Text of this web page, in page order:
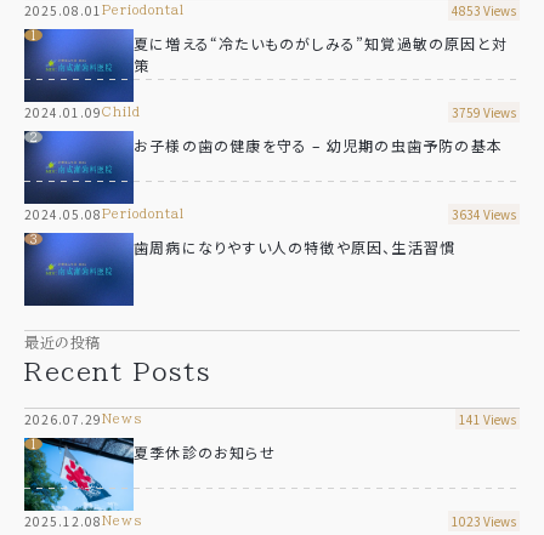
お問い合わせください
平日9:00～12:00/14:00～17:30
2025.08.01 periodontal 4853 Views
夏に増える“冷たいものがしみる”知覚過敏の原因と対
策
2024.01.09 child 3759 Views
お子様の歯の健康を守る – 幼児期の虫歯予防の基本
2024.05.08 periodontal 3634 Views
歯周病になりやすい人の特徴や原因、生活習慣
最近の投稿
Recent Posts
2026.07.29 news 141 Views
夏季休診のお知らせ
2025.12.08 news 1023 Views